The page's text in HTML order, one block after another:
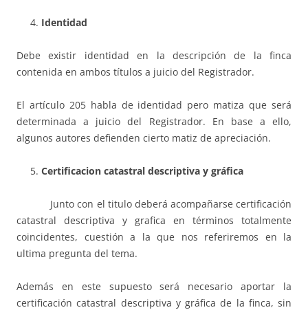
Identidad
Debe existir identidad en la descripción de la finca
contenida en ambos títulos a juicio del Registrador.
El artículo 205 habla de identidad pero matiza que será
determinada a juicio del Registrador. En base a ello,
algunos autores defienden cierto matiz de apreciación.
Certificacion catastral descriptiva y gráfica
Junto con el titulo deberá acompañarse certificación
catastral descriptiva y grafica en términos totalmente
coincidentes, cuestión a la que nos referiremos en la
ultima pregunta del tema.
Además en este supuesto será necesario aportar la
certificación catastral descriptiva y gráfica de la finca, sin